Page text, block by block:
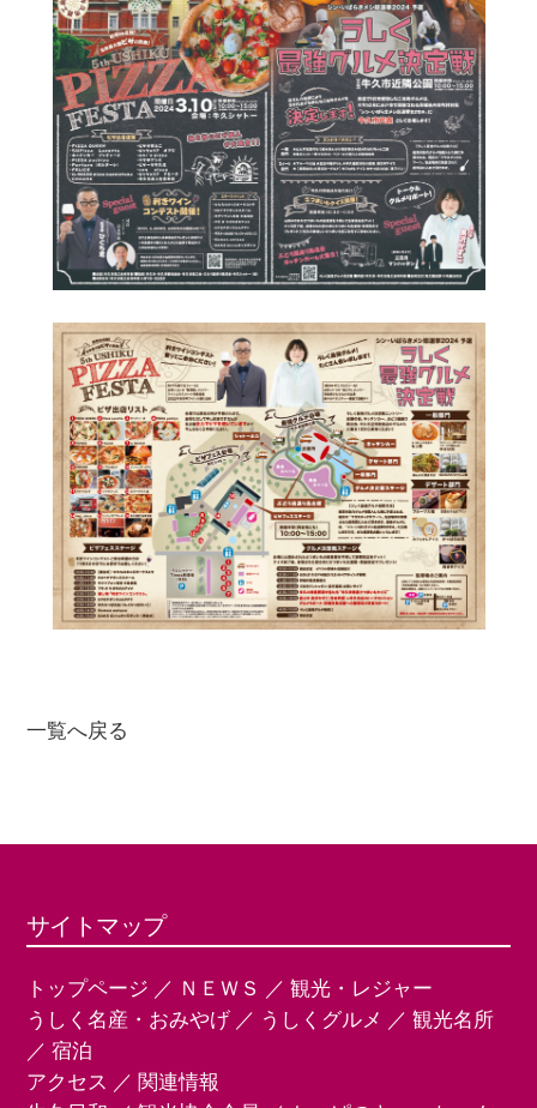
一覧へ戻る
サイトマップ
トップページ ／ ＮＥＷＳ ／ 観光・レジャー
うしく名産・おみやげ／ うしくグルメ ／ 観光名所
／ 宿泊
アクセス
／ 関連情報